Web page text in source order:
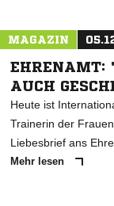
MAGAZIN
EHRENAMT:
AUCH
Heute ist
Trainerin der
Liebesbrief ans
Mehr lesen